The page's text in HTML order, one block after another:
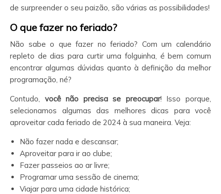
de surpreender o seu paizão, são várias as possibilidades!
O que fazer no feriado?
Não sabe o que fazer no feriado? Com um calendário
repleto de dias para curtir uma folguinha, é bem comum
encontrar algumas dúvidas quanto à definição da melhor
programação, né?
Contudo, você não precisa se preocupar! Isso porque,
selecionamos algumas das melhores dicas para você
aproveitar cada feriado de 2024 à sua maneira. Veja:
Não fazer nada e descansar;
Aproveitar para ir ao clube;
Fazer passeios ao ar livre;
Programar uma sessão de cinema;
Viajar para uma cidade histórica;